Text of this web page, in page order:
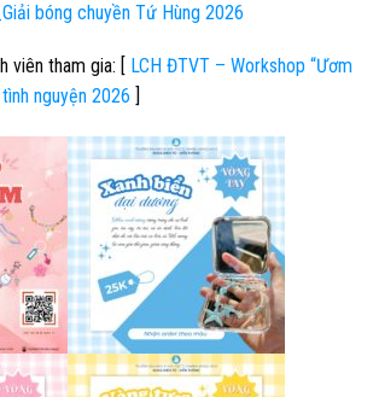
bóng chuyền Tứ Hùng 2026
viên tham gia: [ LCH ĐTVT – Workshop “Ươm
nguyện 2026 ]